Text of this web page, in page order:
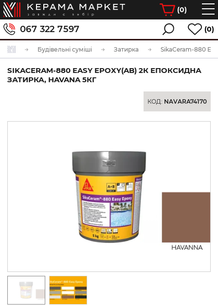
(0)
067 322 7597 (0)
Будівельні суміші Затирка
SIKACERAM-880 EASY EPOXY(AB) 2К ЕПОКСИДНА
ЗАТИРКА, HAVANA 5КГ
КОД: NAVARA74170